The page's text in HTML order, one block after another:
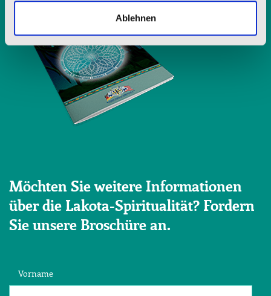
Ablehnen
Möchten Sie weitere Informationen
über die Lakota-Spiritualität? Fordern
Sie unsere Broschüre an.
Vorname